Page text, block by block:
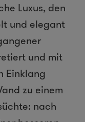
Luxus, den
und elegant
und mit
Einklang
zu einem
nach